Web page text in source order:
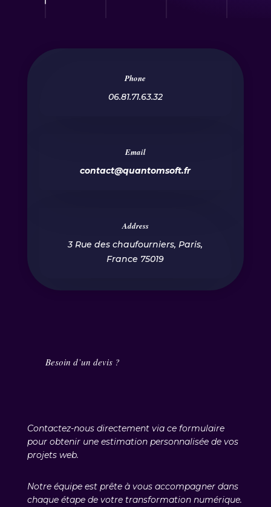
Phone
06.81.71.63.32
Email
contact@quantomsoft.fr
Address
3 Rue des chaufourniers, Paris,
France 75019
Besoin d’un devis ?
Contactez-nous directement via ce formulaire
pour obtenir une estimation personnalisée de vos
projets web.
Notre équipe est prête à vous accompagner dans
chaque étape de votre transformation numérique.